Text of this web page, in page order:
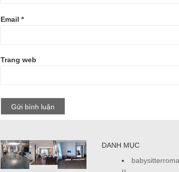
Email *
Trang web
DANH MỤC